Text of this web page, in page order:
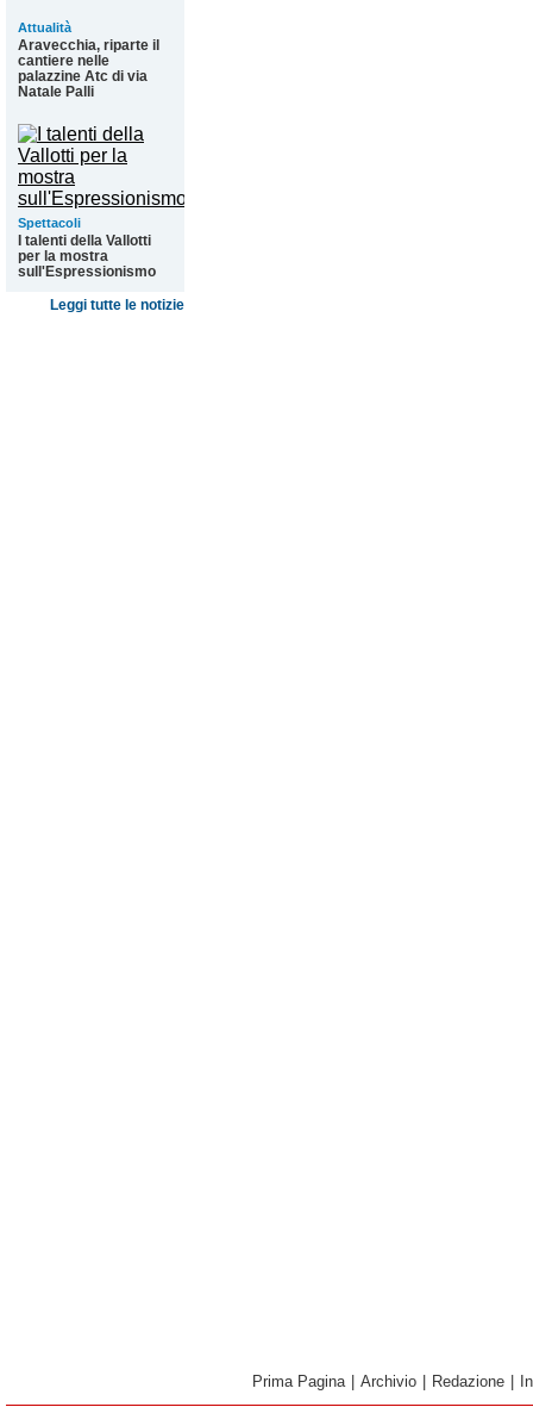
Attualità
Aravecchia, riparte il
cantiere nelle
palazzine Atc di via
Natale Palli
Spettacoli
I talenti della Vallotti
per la mostra
sull'Espressionismo
Leggi tutte le notizie
Prima Pagina Archivio Redazione